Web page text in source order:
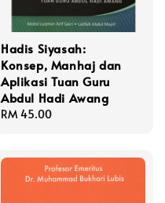
Hadis Siyasah:
Konsep, Manhaj dan
Aplikasi Tuan Guru
Abdul Hadi Awang
Regular
RM 45.00